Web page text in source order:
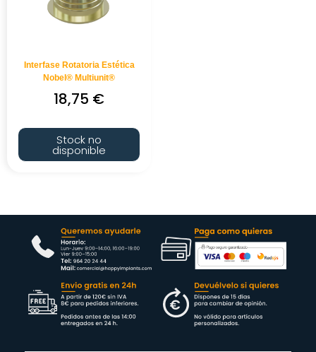
Interfase Rotatoria Estética
Nobel® Multiunit®
18,75 €
Stock no
disponible